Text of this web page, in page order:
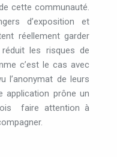
cette communauté.
d’exposition et
réellement garder
réduit les risques de
c’est le cas avec
l’anonymat de leurs
application prône un
faire attention à